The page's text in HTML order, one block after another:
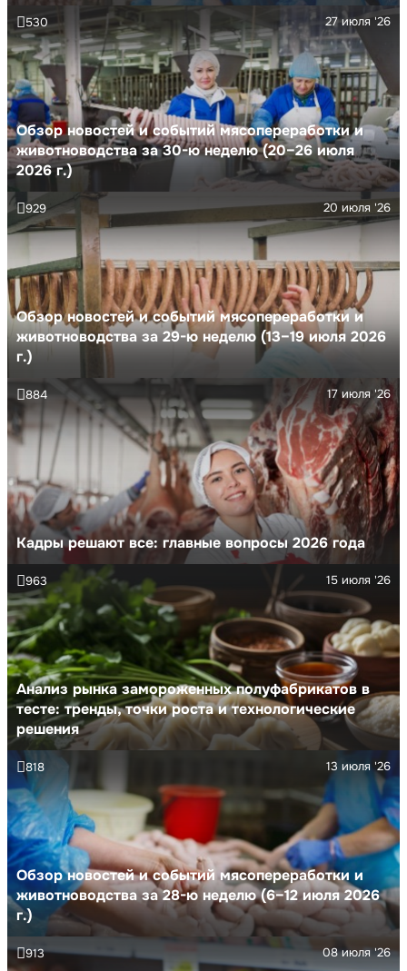
Обзор новостей и событий мясопереработки и
животноводства за 30-ю неделю (20–26 июля
2026 г.)
27 июля '26
530
Обзор новостей и событий мясопереработки и
животноводства за 29-ю неделю (13–19 июля 2026
г.)
20 июля '26
929
Кадры решают все: главные вопросы 2026 года
17 июля '26
884
Анализ рынка замороженных полуфабрикатов в
тесте: тренды, точки роста и технологические
решения
15 июля '26
963
Обзор новостей и событий мясопереработки и
животноводства за 28-ю неделю (6–12 июля 2026
г.)
13 июля '26
818
08 июля '26
913